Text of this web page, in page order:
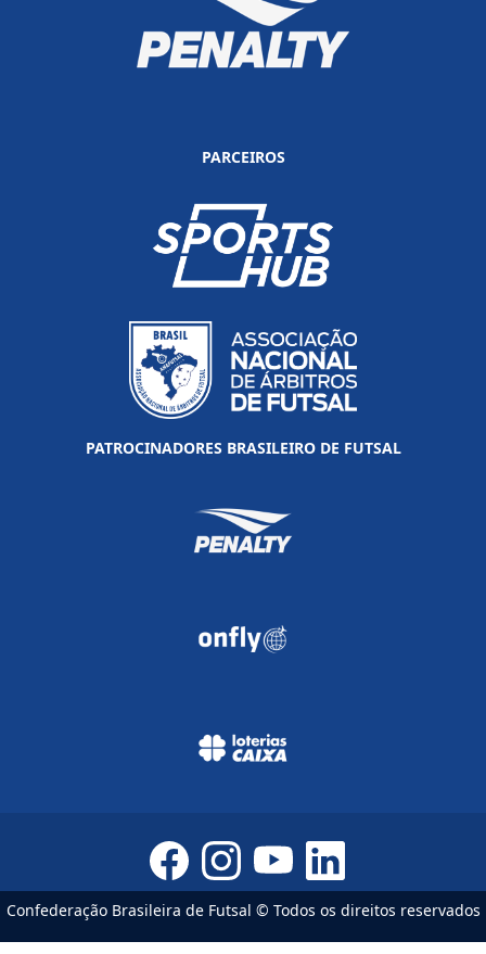
PARCEIROS
PATROCINADORES BRASILEIRO DE FUTSAL
Confederação Brasileira de Futsal © Todos os direitos reservados